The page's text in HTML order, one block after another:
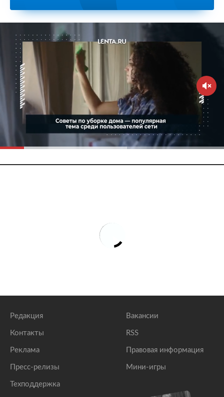
Редакция
Контакты
Реклама
Пресс-релизы
Техподдержка
Вакансии
RSS
Правовая информация
Мини-игры